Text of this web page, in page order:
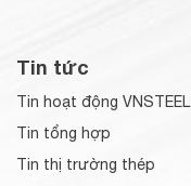
Tin tức
Tin hoạt động VNSTEEL
Tin tổng hợp
Tin thị trường thép